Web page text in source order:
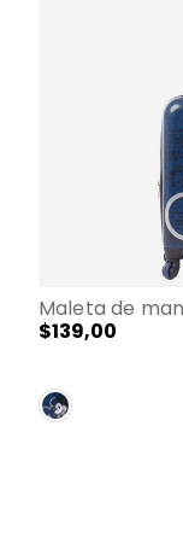
Maleta de
$139,00